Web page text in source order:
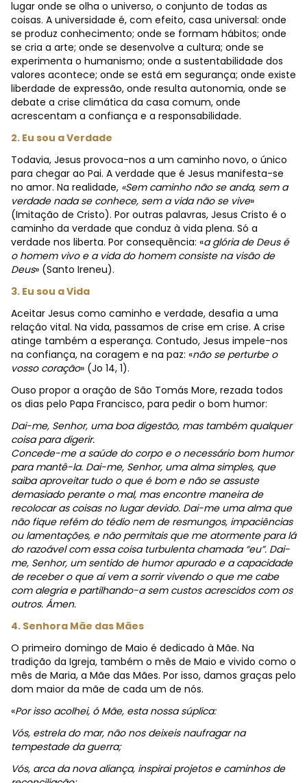
lugar onde se olha o universo, o conjunto de todas as
coisas. A universidade é, com efeito, casa universal: onde
se produz conhecimento; onde se formam hábitos; onde
se cria a arte; onde se desenvolve a cultura; onde se
experimenta o humanismo; onde a sustentabilidade dos
valores acontece; onde se está em segurança; onde existe
liberdade de expressão, onde resulta autonomia, onde se
debate a crise climática da casa comum, onde
acrescentam a confiança e a responsabilidade.
2. Eu sou a Verdade
Todavia, Jesus provoca-nos a um caminho novo, o único
para chegar ao Pai. A verdade que é Jesus manifesta-se
no amor. Na realidade, «Sem caminho não se anda, sem a
verdade nada se conhece, sem a vida não se vive»
(Imitação de Cristo). Por outras palavras, Jesus Cristo é o
caminho da verdade que conduz à vida plena. Só a
verdade nos liberta. Por consequência: «a glória de Deus é
o homem vivo e a vida do homem consiste na visão de
Deus» (Santo Ireneu).
3. Eu sou a Vida
Aceitar Jesus como caminho e verdade, desafia a uma
relação vital. Na vida, passamos de crise em crise. A crise
atinge também a esperança. Contudo, Jesus impele-nos
na confiança, na coragem e na paz: «não se perturbe o
vosso coração» (Jo 14, 1).
Ouso propor a oração de São Tomás More, rezada todos
os dias pelo Papa Francisco, para pedir o bom humor:
Dai-me, Senhor, uma boa digestão, mas também qualquer
coisa para digerir.
Concede-me a saúde do corpo e o necessário bom humor
para mantê-la. Dai-me, Senhor, uma alma simples, que
saiba aproveitar tudo o que é bom e não se assuste
demasiado perante o mal, mas encontre maneira de
recolocar as coisas no lugar devido. Dai-me uma alma que
não fique refém do tédio nem de resmungos, impaciências
ou lamentações, e não permitais que me atormente para lá
do razoável com essa coisa turbulenta chamada “eu”. Dai-
me, Senhor, um sentido de humor apurado e a capacidade
de receber o que aí vem a sorrir vivendo o que me cabe
com alegria e partilhando-a sem custos acrescidos com os
outros. Ámen.
4. Senhora Mãe das Mães
O primeiro domingo de Maio é dedicado à Mãe. Na
tradição da Igreja, também o mês de Maio e vivido como o
mês de Maria, a Mãe das Mães. Por isso, damos graças pelo
dom maior da mãe de cada um de nós.
«Por isso acolhei, ó Mãe, esta nossa súplica:
Vós, estrela do mar, não nos deixeis naufragar na
tempestade da guerra;
Vós, arca da nova aliança, inspirai projetos e caminhos de